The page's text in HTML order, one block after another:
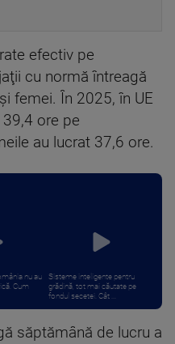
efectiv pe
cu normă întreagă
femei. În 2025, în UE
ore pe
au lucrat 37,6 ore.
nu au
Cum
Sisteme inteligente pentru
grădină, tot mai căutate pe
fondul secetei. Cât ...
săptămână de lucru a